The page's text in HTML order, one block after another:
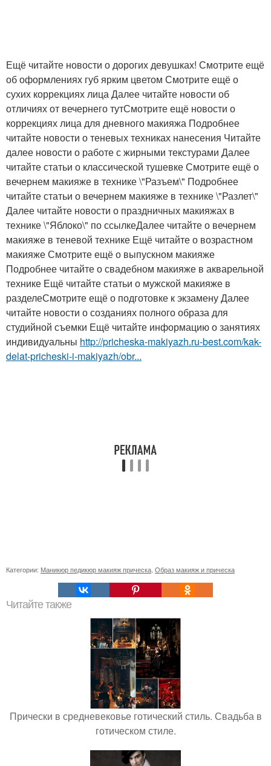
Ещё читайте новости о дорогих девушках! Смотрите ещё
об оформлениях губ ярким цветом Смотрите ещё о
сухих коррекциях лица Далее читайте новости об
отличиях от вечернего тутСмотрите ещё новости о
коррекциях лица для дневного макияжа Подробнее
читайте новости о теневых техниках нанесения Читайте
далее новости о работе с жирными текстурами Далее
читайте статьи о классической тушевке Смотрите ещё о
вечернем макияже в технике \"Разъем\" Подробнее
читайте статьи о вечернем макияже в технике \"Разлет\"
Далее читайте новости о праздничных макияжах в
технике \"Яблоко\" по ссылкеДалее читайте о вечернем
макияже в теневой технике Ещё читайте о возрастном
макияже Смотрите ещё о выпускном макияже
Подробнее читайте о свадебном макияже в акварельной
технике Ещё читайте статьи о мужской макияже в
разделеСмотрите ещё о подготовке к экзамену Далее
читайте новости о созданиях полного образа для
студийной съемки Ещё читайте информацию о занятиях
индивидуальны http://pricheska-makiyazh.ru-best.com/kak-
delat-pricheski-i-makiyazh/obr...
Категории: Маникюр педикюр макияж прическа Образ макияж и прическа
Читайте также
Прически в средневековье готический стиль. Свадьба в
готическом стиле.